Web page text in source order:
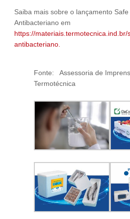
Saiba mais sobre o lançamento Safe
Antibacteriano em
https://
antibacteriano.
Fonte: Assessoria de
Termotécnica